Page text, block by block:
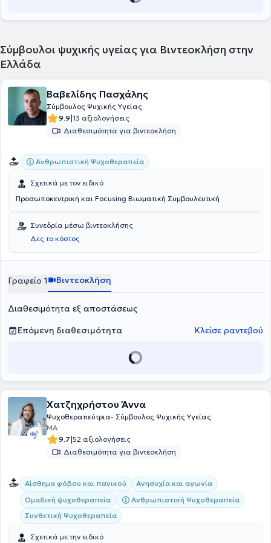
είναι εξατομικευμένη και καθορίζεται με βάση τις ατομικές
ανάγκες και επιθυμίες. Υπάρχει δυνατότητα για κατ’ οίκον
επισκέψεις και συνεδρίες μέσω διαδικτύου.
Σύμβουλοι ψυχικής υγείας για Βιντεοκλήση στην
Ελλάδα
Βαβελίδης Πασχάλης
Σύμβουλος Ψυχικής Υγείας
9.9|13 αξιολογήσεις
Διαθεσιμότητα για βιντεοκλήση
Ανθρωπιστική Ψυχοθεραπεία
Σχετικά με τον ειδικό
Προσωποκεντρική και Focusing Βιωματική Συμβουλευτική
Συνεδρία μέσω βιντεοκλήσης
Δες το κόστος
Γραφείο 1 Βιντεοκλήση
Διαθεσιμότητα εξ αποστάσεως
Επόμενη διαθεσιμότητα
Κλείσε ραντεβού
Χατζηχρήστου Άννα
Ψυχοθεραπεύτρια- Σύμβουλος Ψυχικής Υγείας
MA
9.7|52 αξιολογήσεις
Διαθεσιμότητα για βιντεοκλήση
Αίσθημα φόβου και πανικού
Ανησυχία και αγωνία
Ομαδική ψυχοθεραπεία
Ανθρωπιστική Ψυχοθεραπεία
Συνθετική Ψυχοθεραπεία
Σχετικά με την ειδικό